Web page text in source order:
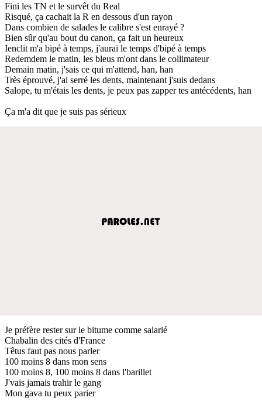
Fini les TN et le survêt du Real
Risqué, ça cachait la R en dessous d'un rayon
Dans combien de salades le calibre s'est enrayé ?
Bien sûr qu'au bout du canon, ça fait un heureux
Ienclit m'a bipé à temps, j'aurai le temps d'bipé à temps
Redemdem le matin, les bleus m'ont dans le collimateur
Demain matin, j'sais ce qui m'attend, han, han
Très éprouvé, j'ai serré les dents, maintenant j'suis dedans
Salope, tu m'étais les dents, je peux pas zapper tes antécédents, han
Ça m'a dit que je suis pas sérieux
Je préfère rester sur le bitume comme salarié
Chabalin des cités d'France
Têtus faut pas nous parler
100 moins 8 dans mon sens
100 moins 8, 100 moins 8 dans l'barillet
J'vais jamais trahir le gang
Mon gava tu peux parier